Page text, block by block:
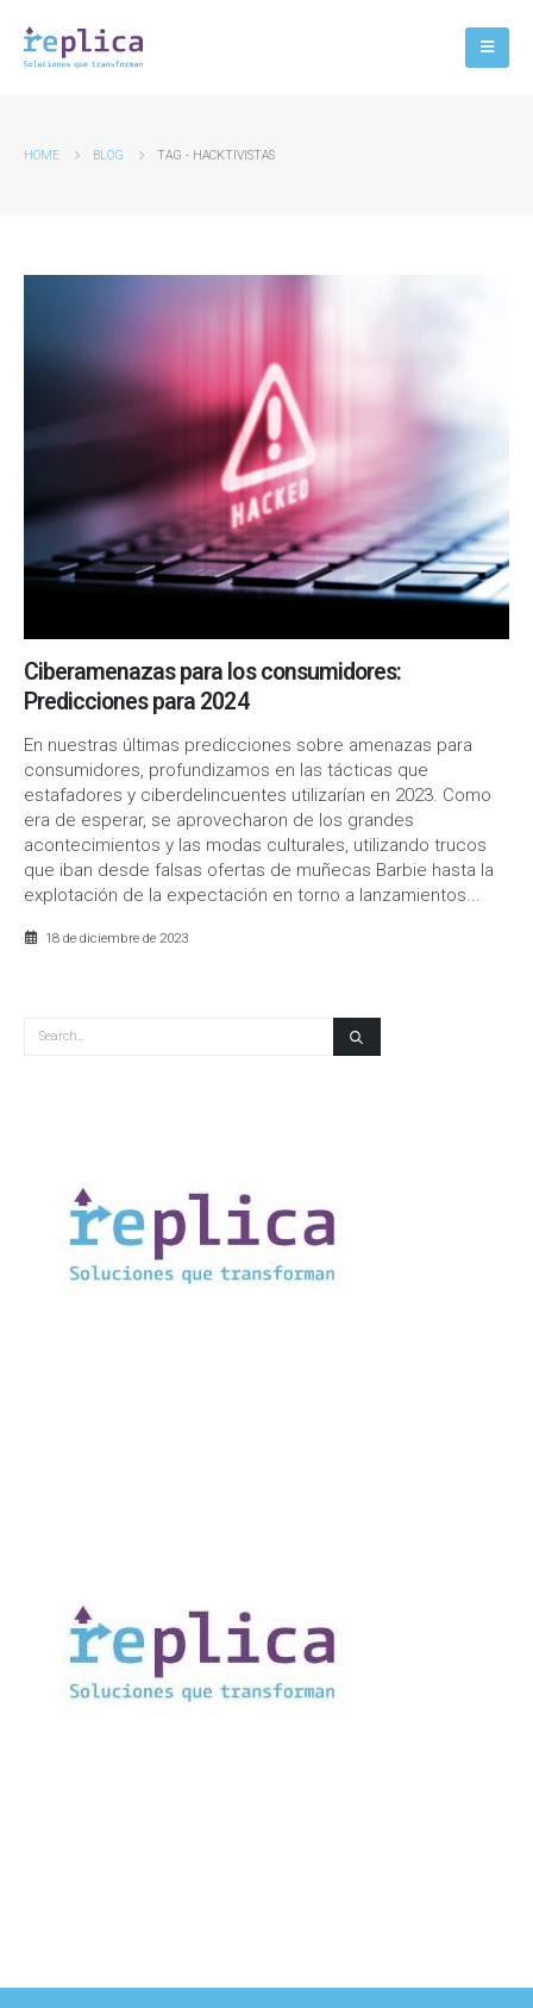
HOME BLOG TAG - HACKTIVISTAS
Ciberamenazas para los consumidores:
Predicciones para 2024
En nuestras últimas predicciones sobre amenazas para
consumidores, profundizamos en las tácticas que
estafadores y ciberdelincuentes utilizarían en 2023. Como
era de esperar, se aprovecharon de los grandes
acontecimientos y las modas culturales, utilizando trucos
que iban desde falsas ofertas de muñecas Barbie hasta la
explotación de la expectación en torno a lanzamientos...
18 de diciembre de 2023